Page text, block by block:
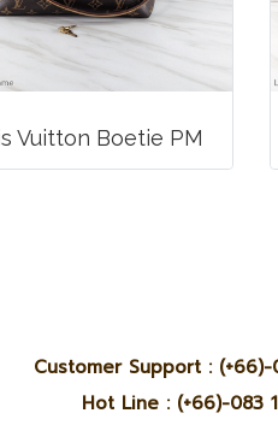
Vuitton Boetie PM
Customer Support :
Hot Line : (+66)-083